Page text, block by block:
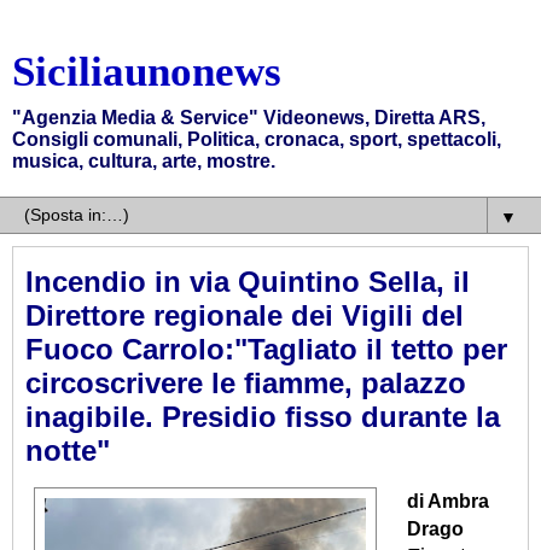
Siciliaunonews
"Agenzia Media & Service" Videonews, Diretta ARS,
Consigli comunali, Politica, cronaca, sport, spettacoli,
musica, cultura, arte, mostre.
▼
Incendio in via Quintino Sella, il
Direttore regionale dei Vigili del
Fuoco Carrolo:"Tagliato il tetto per
circoscrivere le fiamme, palazzo
inagibile. Presidio fisso durante la
notte"
di Ambra
Drago